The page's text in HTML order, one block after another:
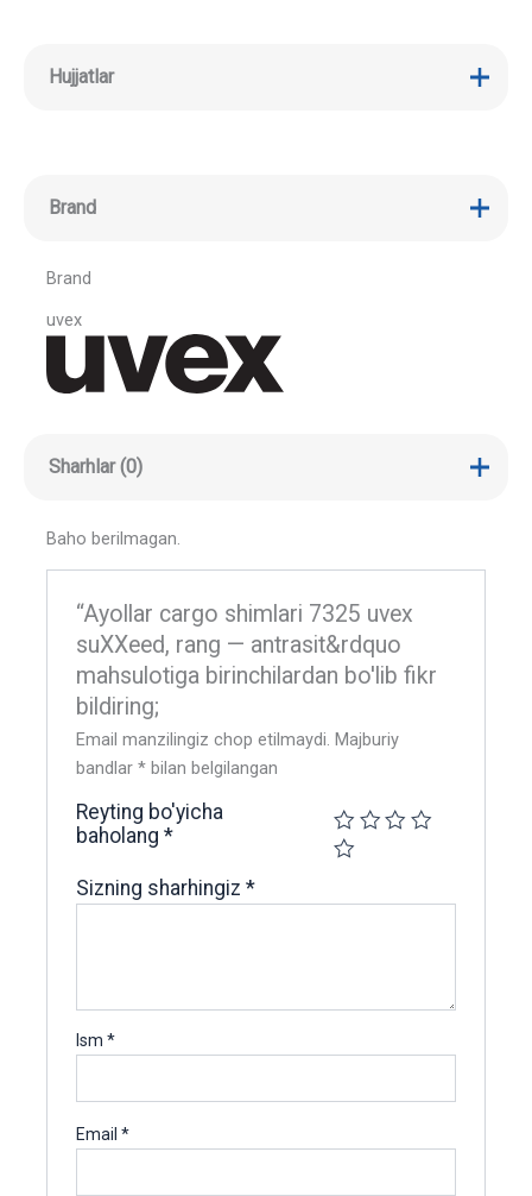
Hujjatlar
Brand
Brand
uvex
Sharhlar (0)
Baho berilmagan.
“Ayollar cargo shimlari 7325 uvex
suXXeed, rang — antrasit&rdquo
mahsulotiga birinchilardan bo'lib fikr
bildiring;
Email manzilingiz chop etilmaydi. Majburiy
bandlar* bilan belgilangan
Reyting bo'yicha
baholang*
Sizning sharhingiz*
Ism*
Email*